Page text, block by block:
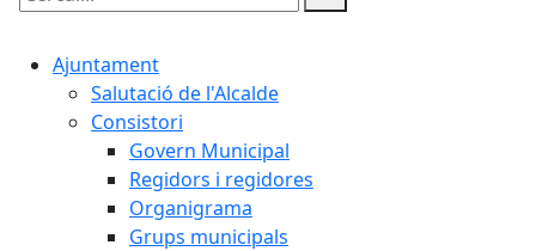
Cercar:
Ajuntament
Salutació de l'Alcalde
Consistori
Govern Municipal
Regidors i regidores
Organigrama
Grups municipals